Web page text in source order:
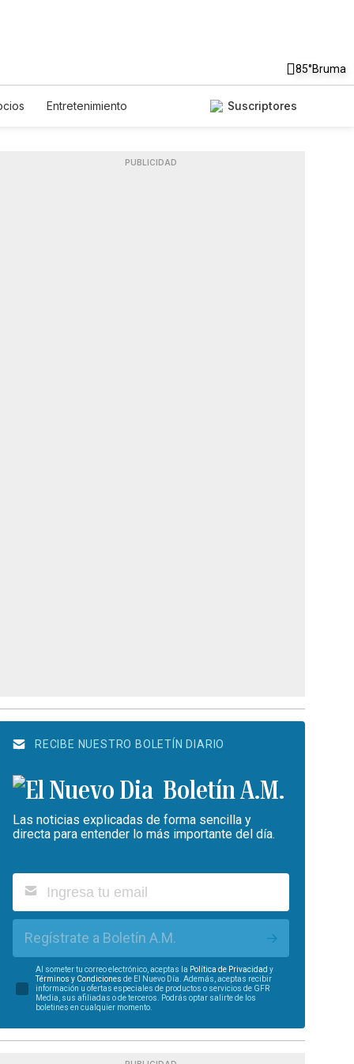
85°Bruma
Entretenimiento
Suscriptores
PUBLICIDAD
RECIBE NUESTRO BOLETÍN DIARIO
Boletín A.M.
Las noticias explicadas de forma sencilla y
directa para entender lo más importante del día.
Regístrate a Boletín A.M.
Al someter tu correo electrónico, aceptas la Política de Privacidad y
Términos y Condiciones de El Nuevo Día. Además, aceptas recibir
información u ofertas especiales de productos o servicios de GFR
Media, sus afiliadas o de terceros. Podrás optar salirte de los
boletines en cualquier momento.